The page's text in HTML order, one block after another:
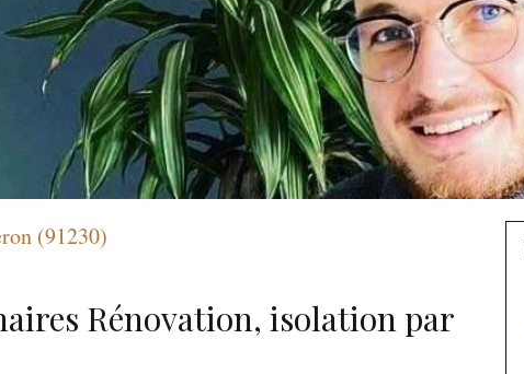
(91230)
Rénovation, isolation par